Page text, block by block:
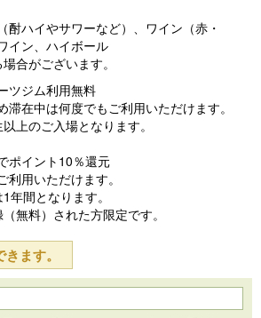
酎ハイやサワーなど）、ワイン（赤・
イン、ハイボール
合がございます。
ツジム利用無料
在中は何度でもご利用いただけます。
上のご入場となります。
ポイント10％還元
用いただけます。
年間となります。
無料）された方限定です。
ます。